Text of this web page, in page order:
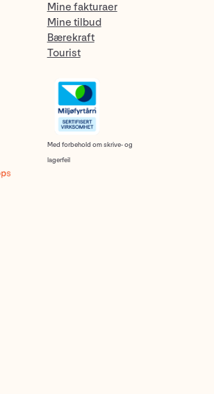
Mine fakturaer
Mine tilbud
Bærekraft
Tourist
Med forbehold om skrive- og
lagerfeil